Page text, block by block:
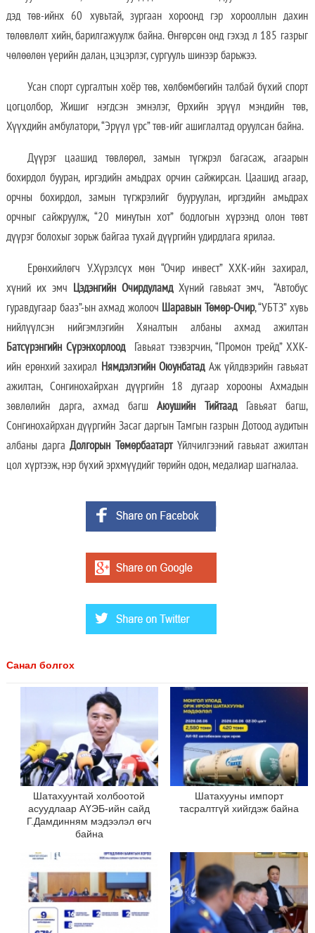
дэд төв-ийнх 60 хувьтай, зургаан хороонд гэр хорооллын дахин
төлөвлөлт хийн, барилгажуулж байна. Өнгөрсөн онд гэхэд л 185 газрыг
чөлөөлөн үерийн далан, цэцэрлэг, сургууль шинээр барьжээ.
Усан спорт сургалтын хоёр төв, хөлбөмбөгийн талбай бүхий спорт
цогцолбор, Жишиг нэгдсэн эмнэлэг, Өрхийн эрүүл мэндийн төв,
Хүүхдийн амбулатори, “Эрүүл үрс” төв-ийг ашиглалтад оруулсан байна.
Дүүрэг цаашид төвлөрөл, замын түгжрэл багасаж, агаарын
бохирдол бууран, иргэдийн амьдрах орчин сайжирсан. Цаашид агаар,
орчны бохирдол, замын түгжрэлийг бууруулан, иргэдийн амьдрах
орчныг сайжруулж, “20 минутын хот” бодлогын хүрээнд олон төвт
дүүрэг болохыг зорьж байгаа тухай дүүргийн удирдлага ярилаа.
Ерөнхийлөгч У.Хүрэлсүх мөн “Очир инвест” ХХК-ийн захирал,
хүний их эмч Цэдэнгийн ОчирдуламдХүний гавьяат эмч, “Автобус
гуравдугаар бааз”-ын ахмад жолооч Шаравын Төмөр-Очир, “УБТЗ” хувь
нийлүүлсэн нийгэмлэгийн Хяналтын албаны ахмад ажилтан
Батсүрэнгийн СүрэнхорлоодГавьяат тээвэрчин, “Промон трейд” ХХК-
ийн ерөнхий захирал Нямдэлэгийн ОюунбатадАж үйлдвэрийн гавьяат
ажилтан, Сонгинохайрхан дүүргийн 18 дугаар хорооны Ахмадын
зөвлөлийн дарга, ахмад багшАюушийн ТийтаадГавьяат багш,
Сонгинохайрхан дүүргийн Засаг даргын Тамгын газрын Дотоод аудитын
албаны даргаДолгорын ТөмөрбаатартҮйлчилгээний гавьяат ажилтан
цол хүртээж, нэр бүхий эрхмүүдийг төрийн одон, медалиар шагналаа.
Санал болгох
Шатахуунтай холбоотой
асуудлаар АҮЭБ-ийн сайд
Г.Дамдинням мэдээлэл өгч
байна
Шатахууны импорт
тасралтгүй хийгдэж байна